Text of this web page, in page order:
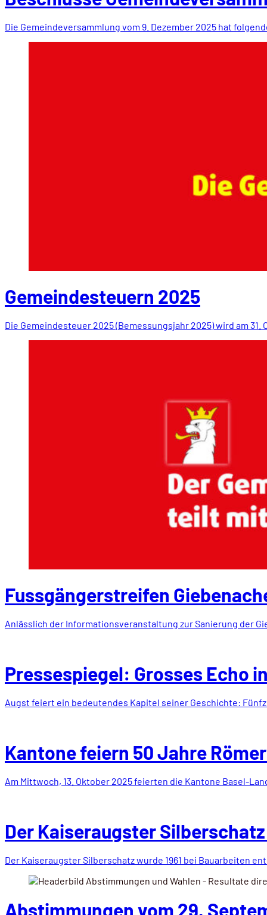
Die Gemeindeversammlung vom 9. Dezember 2025 hat
Gemeindesteuern 2025
Die Gemeindesteuer 2025 (Bemessungsjahr 2025) wird am 31.
Fussgängerstreifen
Anlässlich der Informationsveranstaltung zur Sanierung der
Pressespiegel: Grosses Echo
Augst feiert ein bedeutendes Kapitel seiner Geschichte:
Kantone feiern 50 Jahre
Am Mittwoch, 13. Oktober 2025 feierten die Kantone Basel-
Der Kaiseraugster
Der Kaiseraugster Silberschatz wurde 1961 bei Bauarbeiten
Abstimmungen vom 29.